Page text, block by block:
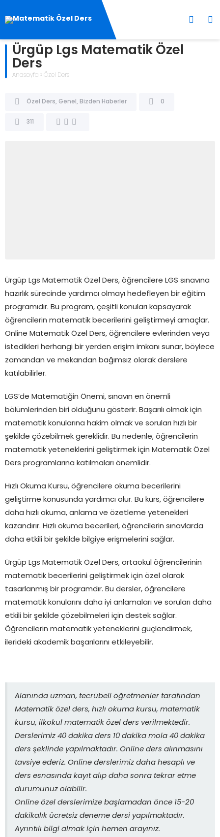
Ürgüp Lgs Matematik Özel
Ders
Anasayfa » Özel Ders
Özel Ders, Genel , Bizden Haberler 0
311
Ürgüp Lgs Matematik Özel Ders, öğrencilere LGS sınavına
hazırlık sürecinde yardımcı olmayı hedefleyen bir eğitim
programıdır. Bu program, çeşitli konuları kapsayarak
öğrencilerin matematik becerilerini geliştirmeyi amaçlar.
Online Matematik Özel Ders, öğrencilere evlerinden veya
istedikleri herhangi bir yerden erişim imkanı sunar, böylece
zamandan ve mekandan bağımsız olarak derslere
katılabilirler.
LGS’de Matematiğin Önemi, sınavın en önemli
bölümlerinden biri olduğunu gösterir. Başarılı olmak için
matematik konularına hakim olmak ve soruları hızlı bir
şekilde çözebilmek gereklidir. Bu nedenle, öğrencilerin
matematik yeteneklerini geliştirmek için Matematik Özel
Ders programlarına katılmaları önemlidir.
Hızlı Okuma Kursu, öğrencilere okuma becerilerini
geliştirme konusunda yardımcı olur. Bu kurs, öğrencilere
daha hızlı okuma, anlama ve özetleme yetenekleri
kazandırır. Hızlı okuma becerileri, öğrencilerin sınavlarda
daha etkili bir şekilde bilgiye erişmelerini sağlar.
Ürgüp Lgs Matematik Özel Ders, ortaokul öğrencilerinin
matematik becerilerini geliştirmek için özel olarak
tasarlanmış bir programdır. Bu dersler, öğrencilere
matematik konularını daha iyi anlamaları ve soruları daha
etkili bir şekilde çözebilmeleri için destek sağlar.
Öğrencilerin matematik yeteneklerini güçlendirmek,
ilerideki akademik başarılarını etkileyebilir.
Alanında uzman, tecrübeli öğretmenler tarafından
Matematik özel ders, hızlı okuma kursu, matematik
kursu, ilkokul matematik özel ders verilmektedir.
Derslerimiz 40 dakika ders 10 dakika mola 40 dakika
ders şeklinde yapılmaktadır. Online ders alınmasını
tavsiye ederiz. Online derslerimiz daha hesaplı ve
ders esnasında kayıt alıp daha sonra tekrar etme
durumunuz olabilir.
Online özel derslerimize başlamadan önce 15-20
dakikalık ücretsiz deneme dersi yapılmaktadır.
Ayrıntılı bilgi almak için hemen arayınız.